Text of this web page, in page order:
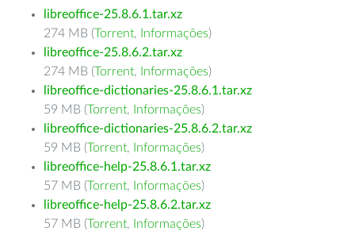
libreoffice-25.8.6.1.tar.xz
274 MB (Torrent, Informações)
libreoffice-25.8.6.2.tar.xz
274 MB (Torrent, Informações)
libreoffice-dictionaries-25.8.6.1.tar.xz
59 MB (Torrent, Informações)
libreoffice-dictionaries-25.8.6.2.tar.xz
59 MB (Torrent, Informações)
libreoffice-help-25.8.6.1.tar.xz
57 MB (Torrent, Informações)
libreoffice-help-25.8.6.2.tar.xz
57 MB (Torrent, Informações)